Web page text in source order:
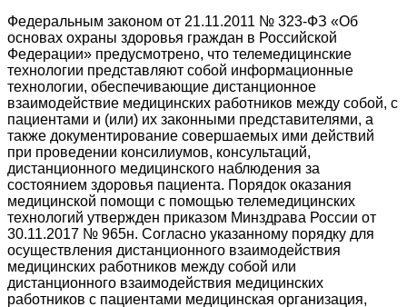
Федеральным законом от 21.11.2011 № 323-ФЗ «Об
основах охраны здоровья граждан в Российской
Федерации» предусмотрено, что телемедицинские
технологии представляют собой информационные
технологии, обеспечивающие дистанционное
взаимодействие медицинских работников между собой, с
пациентами и (или) их законными представителями, а
также документирование совершаемых ими действий
при проведении консилиумов, консультаций,
дистанционного медицинского наблюдения за
состоянием здоровья пациента. Порядок оказания
медицинской помощи с помощью телемедицинских
технологий утвержден приказом Минздрава России от
30.11.2017 № 965н. Согласно указанному порядку для
осуществления дистанционного взаимодействия
медицинских работников между собой или
дистанционного взаимодействия медицинских
работников с пациентами медицинская организация,